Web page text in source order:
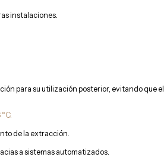
instalaciones.
para su utilización posterior, evitando que el
de la extracción.
a sistemas automatizados.